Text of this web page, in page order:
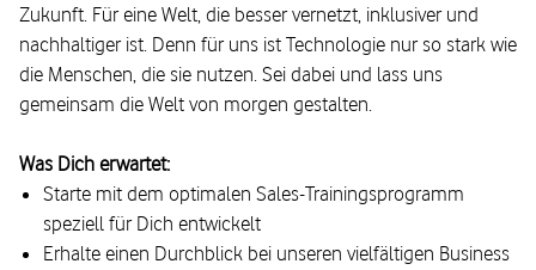
Zukunft. Für eine Welt, die besser vernetzt, inklusiver und
nachhaltiger ist. Denn für uns ist Technologie nur so stark wie
die Menschen, die sie nutzen. Sei dabei und lass uns
gemeinsam die Welt von morgen gestalten.
Was Dich erwartet:
Starte mit dem optimalen Sales-Trainingsprogramm
speziell für Dich entwickelt
Erhalte einen Durchblick bei unseren vielfältigen Business